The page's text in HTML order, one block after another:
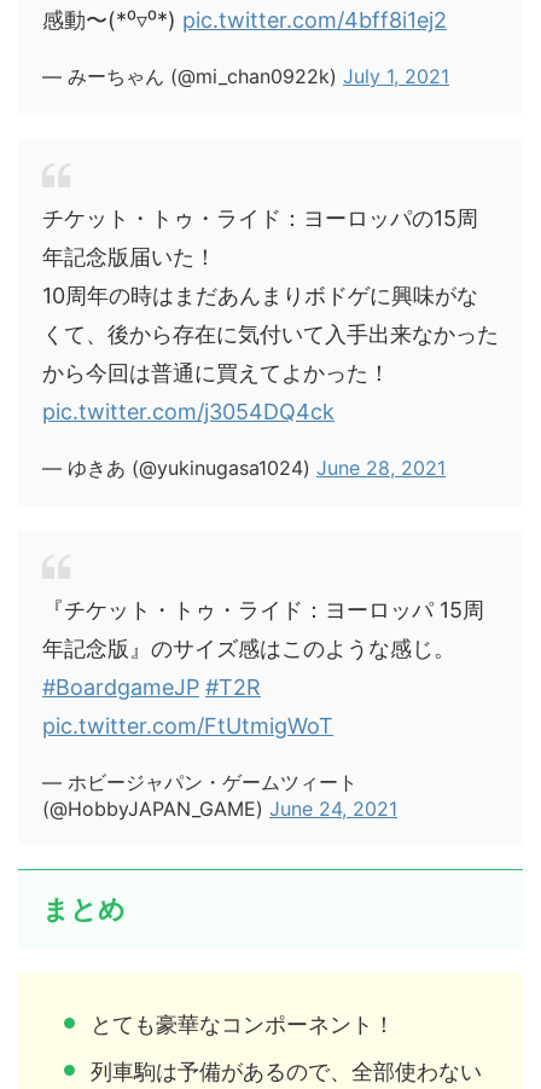
感動〜(*⁰▿⁰*) pic.twitter.com/4bff8i1ej2
— みーちゃん (@mi_chan0922k) July 1, 2021
チケット・トゥ・ライド：ヨーロッパの15周
年記念版届いた！
10周年の時はまだあんまりボドゲに興味がな
くて、後から存在に気付いて入手出来なかった
から今回は普通に買えてよかった！
pic.twitter.com/j3054DQ4ck
— ゆきあ (@yukinugasa1024) June 28, 2021
『チケット・トゥ・ライド：ヨーロッパ 15周
年記念版』のサイズ感はこのような感じ。
#BoardgameJP #T2R
pic.twitter.com/FtUtmigWoT
— ホビージャパン・ゲームツィート
(@HobbyJAPAN_GAME) June 24, 2021
まとめ
とても豪華なコンポーネント！
列車駒は予備があるので、全部使わない